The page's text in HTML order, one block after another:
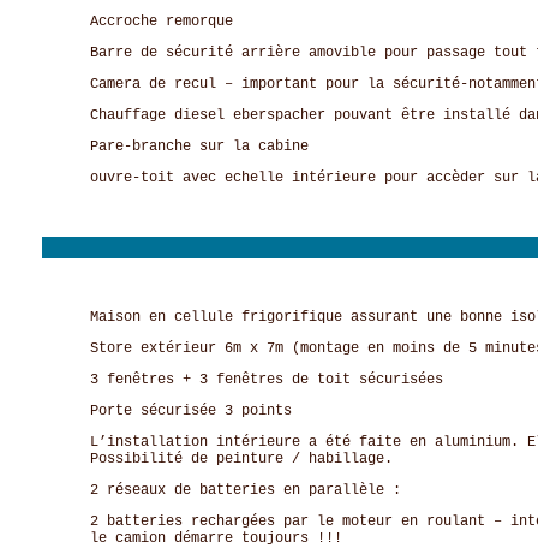
Accroche remorque
Barre de sécurité arrière amovible pour passage
Camera de recul – important pour la sécurité-
Chauffage diesel eberspacher pouvant être installé
Pare-branche sur la cabine
ouvre-toit avec echelle intérieure pour accèder sur
Maison en cellule frigorifique assurant une bonne
Store extérieur 6m x 7m (montage en moins de 5
3 fenêtres + 3 fenêtres de toit sécurisées
Porte sécurisée 3 points
L’installation intérieure a été faite en aluminium.
Possibilité de peinture / habillage.
2 réseaux de batteries en parallèle :
2 batteries rechargées par le moteur en roulant –
le camion démarre toujours !!!